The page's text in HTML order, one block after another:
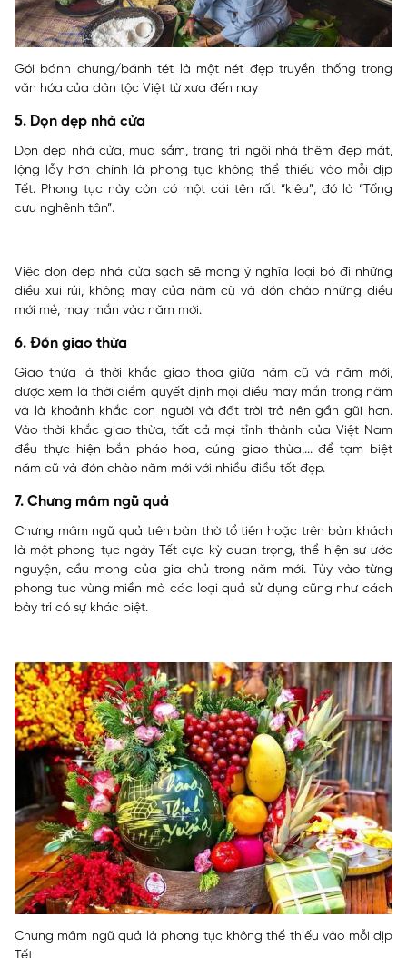
Gói bánh chưng/bánh tét là một nét đẹp truyền thống trong
văn hóa của dân tộc Việt từ xưa đến nay
5. Dọn dẹp nhà cửa
Dọn dẹp nhà cửa, mua sắm, trang trí ngôi nhà thêm đẹp mắt,
lộng lẫy hơn chính là phong tục không thể thiếu vào mỗi dịp
Tết. Phong tục này còn có một cái tên rất “kiêu”, đó là “Tống
cựu nghênh tân”.
Việc dọn dẹp nhà cửa sạch sẽ mang ý nghĩa loại bỏ đi những
điều xui rủi, không may của năm cũ và đón chào những điều
mới mẻ, may mắn vào năm mới.
6. Đón giao thừa
Giao thừa là thời khắc giao thoa giữa năm cũ và năm mới,
được xem là thời điểm quyết định mọi điều may mắn trong năm
và là khoảnh khắc con người và đất trời trở nên gần gũi hơn.
Vào thời khắc giao thừa, tất cả mọi tỉnh thành của Việt Nam
đều thực hiện bắn pháo hoa, cúng giao thừa,... để tạm biệt
năm cũ và đón chào năm mới với nhiều điều tốt đẹp.
7. Chưng mâm ngũ quả
Chưng mâm ngũ quả trên bàn thờ tổ tiên hoặc trên bàn khách
là một phong tục ngày Tết cực kỳ quan trọng, thể hiện sự ước
nguyện, cầu mong của gia chủ trong năm mới. Tùy vào từng
phong tục vùng miền mà các loại quả sử dụng cũng như cách
bày trí có sự khác biệt.
Chưng mâm ngũ quả là phong tục không thể thiếu vào mỗi dịp